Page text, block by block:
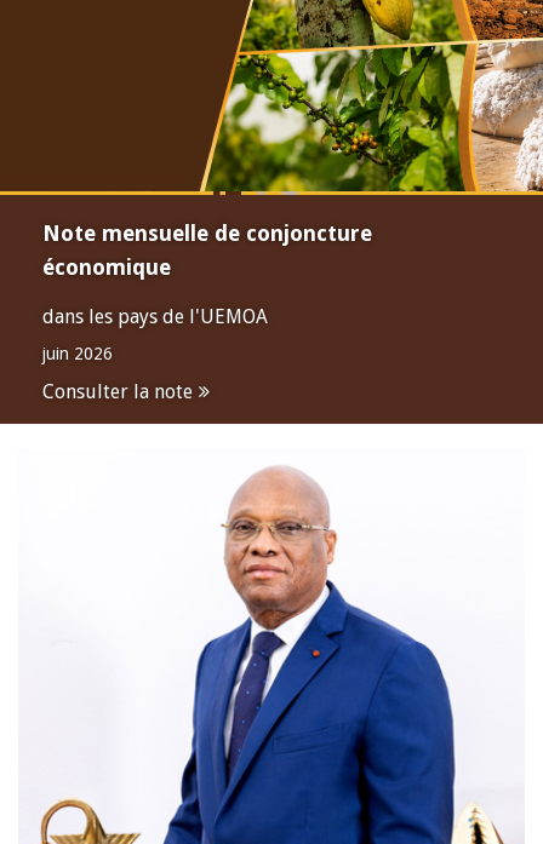
Note mensuelle de conjoncture
économique
dans les pays de l'UEMOA
juin 2026
Consulter la note